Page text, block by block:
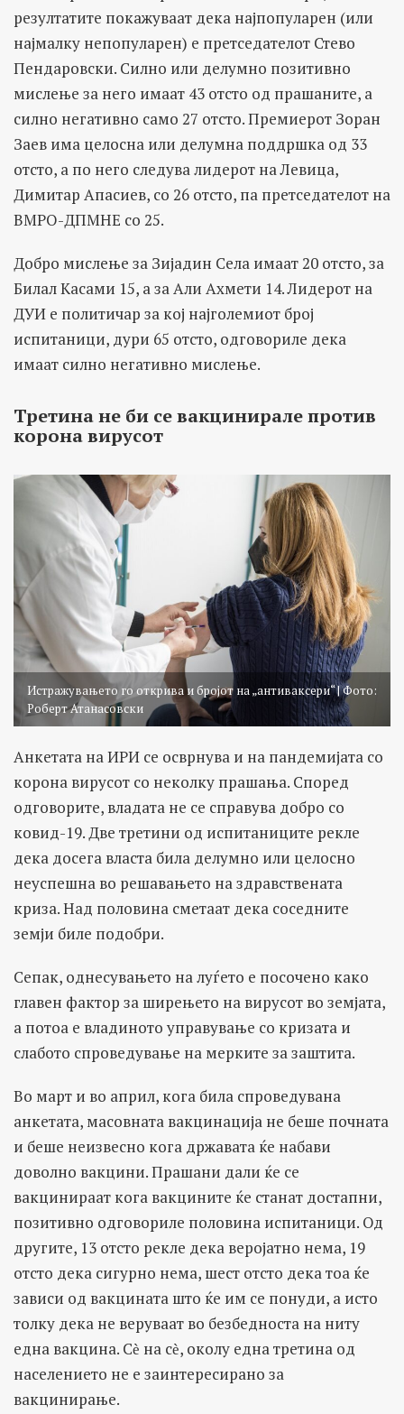
резултатите покажуваат дека најпопуларен (или
најмалку непопуларен) е претседателот Стево
Пендаровски. Силно или делумно позитивно
мислење за него имаат 43 отсто од прашаните, а
силно негативно само 27 отсто. Премиерот Зоран
Заев има целосна или делумна поддршка од 33
отсто, а по него следува лидерот на Левица,
Димитар Апасиев, со 26 отсто, па претседателот на
ВМРО-ДПМНЕ со 25.
Добро мислење за Зијадин Села имаат 20 отсто, за
Билал Касами 15, а за Али Ахмети 14. Лидерот на
ДУИ е политичар за кој најголемиот број
испитаници, дури 65 отсто, одговориле дека
имаат силно негативно мислење.
Третина не би се вакцинирале против
корона вирусот
Истражувањето го открива и бројот на „антиваксери“ | Фото:
Роберт Атанасовски
Анкетата на ИРИ се осврнува и на пандемијата со
корона вирусот со неколку прашања. Според
одговорите, владата не се справува добро со
ковид-19. Две третини од испитаниците рекле
дека досега власта била делумно или целосно
неуспешна во решавањето на здравствената
криза. Над половина сметаат дека соседните
земји биле подобри.
Сепак, однесувањето на луѓето е посочено како
главен фактор за ширењето на вирусот во земјата,
а потоа е владиното управување со кризата и
слабото спроведување на мерките за заштита.
Во март и во април, кога била спроведувана
анкетата, масовната вакцинација не беше почната
и беше неизвесно кога државата ќе набави
доволно вакцини. Прашани дали ќе се
вакцинираат кога вакцините ќе станат достапни,
позитивно одговориле половина испитаници. Од
другите, 13 отсто рекле дека веројатно нема, 19
отсто дека сигурно нема, шест отсто дека тоа ќе
зависи од вакцината што ќе им се понуди, а исто
толку дека не веруваат во безбедноста на ниту
една вакцина. Сѐ на сѐ, околу една третина од
населението не е заинтересирано за
вакцинирање.